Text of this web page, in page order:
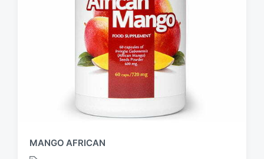
MANGO AFRICAN